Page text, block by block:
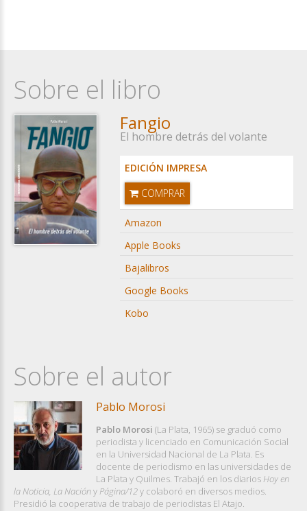
Sobre el libro
Fangio
El hombre detrás del volante
EDICIÓN IMPRESA
COMPRAR
Amazon
Apple Books
Bajalibros
Google Books
Kobo
Sobre el autor
Pablo Morosi
Pablo Morosi (La Plata, 1965) se graduó como
periodista y licenciado en Comunicación Social
en la Universidad Nacional de La Plata. Es
docente de periodismo en las universidades de
La Plata y Quilmes. Trabajó en los diariosHoy en
la Noticia, La NaciónyPágina/12y colaboró en diversos medios.
Presidió la cooperativa de trabajo de periodistas El Atajo.